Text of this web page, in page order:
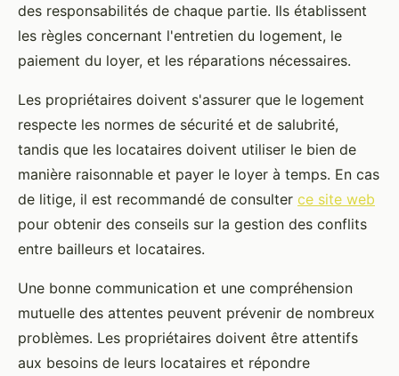
des responsabilités de chaque partie. Ils établissent
les règles concernant l'entretien du logement, le
paiement du loyer, et les réparations nécessaires.
Les propriétaires doivent s'assurer que le logement
respecte les normes de sécurité et de salubrité,
tandis que les locataires doivent utiliser le bien de
manière raisonnable et payer le loyer à temps. En cas
de litige, il est recommandé de consulter ce site web
pour obtenir des conseils sur la gestion des conflits
entre bailleurs et locataires.
Une bonne communication et une compréhension
mutuelle des attentes peuvent prévenir de nombreux
problèmes. Les propriétaires doivent être attentifs
aux besoins de leurs locataires et répondre